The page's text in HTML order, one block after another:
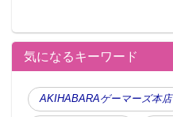
気になるキーワード
AKIHABARAゲーマーズ本店